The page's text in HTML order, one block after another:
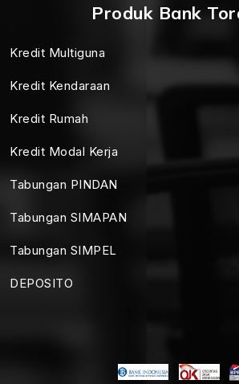
Produk Bank
Kredit Multiguna
Kredit Kendaraan
Kredit Rumah
Kredit Modal Kerja
Tabungan PINDAN
Tabungan SIMAPAN
Tabungan SIMPEL
DEPOSITO